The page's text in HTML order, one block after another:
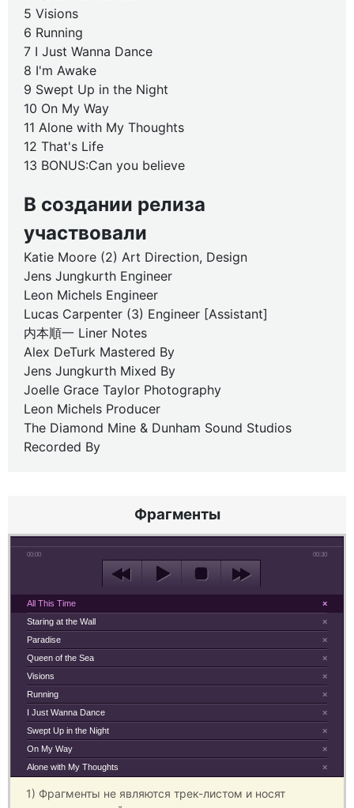
5 Visions
6 Running
7 I Just Wanna Dance
8 I'm Awake
9 Swept Up in the Night
10 On My Way
11 Alone with My Thoughts
12 That's Life
13 BONUS:Can you believe
В создании релиза
участвовали
Katie Moore (2) Art Direction, Design
Jens Jungkurth Engineer
Leon Michels Engineer
Lucas Carpenter (3) Engineer [Assistant]
内本順一 Liner Notes
Alex DeTurk Mastered By
Jens Jungkurth Mixed By
Joelle Grace Taylor Photography
Leon Michels Producer
The Diamond Mine & Dunham Sound Studios
Recorded By
Фрагменты
00:00 00:30
×
All This Time
×
Staring at the Wall
×
Paradise
×
Queen of the Sea
×
Visions
×
Running
×
I Just Wanna Dance
×
Swept Up in the Night
×
On My Way
×
Alone with My Thoughts
1) Фрагменты не являются трек-листом и носят